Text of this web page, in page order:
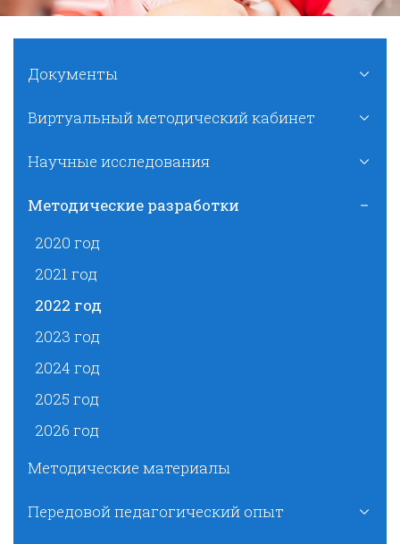
Документы
Виртуальный методический кабинет
Научные исследования
Методические разработки
2020 год
2021 год
2022 год
2023 год
2024 год
2025 год
2026 год
Методические материалы
Передовой педагогический опыт